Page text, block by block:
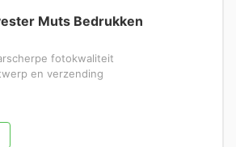
Muts Bedrukken
fotokwaliteit
en verzending